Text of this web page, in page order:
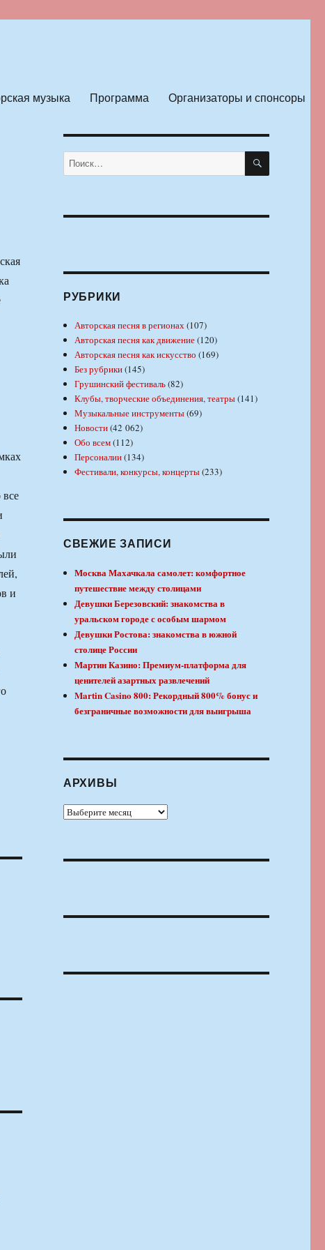
музыка Программа Организаторы и спонсоры
и
Искать: ПОИСК
РУБРИКИ
Авторская песня в регионах(107)
Авторская песня как движение(120)
Авторская песня как искусство (169)
Без рубрики(145)
Грушинский фестиваль(82)
Клубы, творческие объединения, театры(141)
Музыкальные инструменты(69)
Новости(42 062)
Обо всем(112)
Персоналии(134)
Фестивали, конкурсы, концерты(233)
СВЕЖИЕ ЗАПИСИ
Москва Махачкала самолет: комфортное
путешествие между столицами
Девушки Березовский: знакомства в
уральском городе с особым шармом
Девушки Ростова: знакомства в южной
столице России
Мартин Казино: Премиум-платформа для
ценителей азартных развлечений
Martin Casino 800: Рекордный 800% бонус и
безграничные возможности для выигрыша
АРХИВЫ
Архивы